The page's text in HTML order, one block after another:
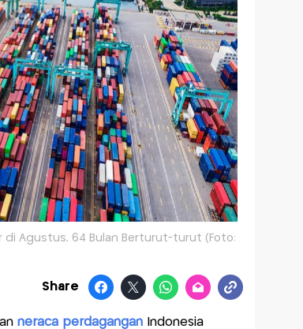
di Agustus, 64 Bulan Berturut-turut (Foto:
Share
neraca perdaganganIndonesia